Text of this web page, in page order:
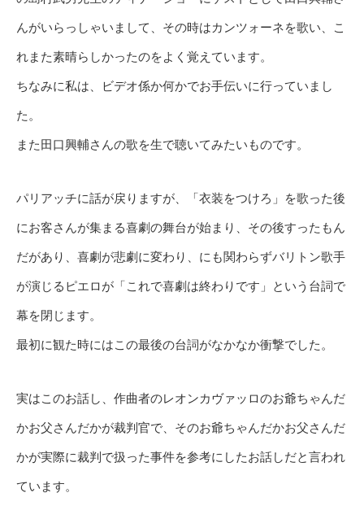
んがいらっしゃいまして、その時はカンツォーネを歌い、こ
れまた素晴らしかったのをよく覚えています。
ちなみに私は、ビデオ係か何かでお手伝いに行っていまし
た。
また田口興輔さんの歌を生で聴いてみたいものです。
パリアッチに話が戻りますが、「衣装をつけろ」を歌った後
にお客さんが集まる喜劇の舞台が始まり、その後すったもん
だがあり、喜劇が悲劇に変わり、にも関わらずバリトン歌手
が演じるピエロが「これで喜劇は終わりです」という台詞で
幕を閉じます。
最初に観た時にはこの最後の台詞がなかなか衝撃でした。
実はこのお話し、作曲者のレオンカヴァッロのお爺ちゃんだ
かお父さんだかが裁判官で、そのお爺ちゃんだかお父さんだ
かが実際に裁判で扱った事件を参考にしたお話しだと言われ
ています。